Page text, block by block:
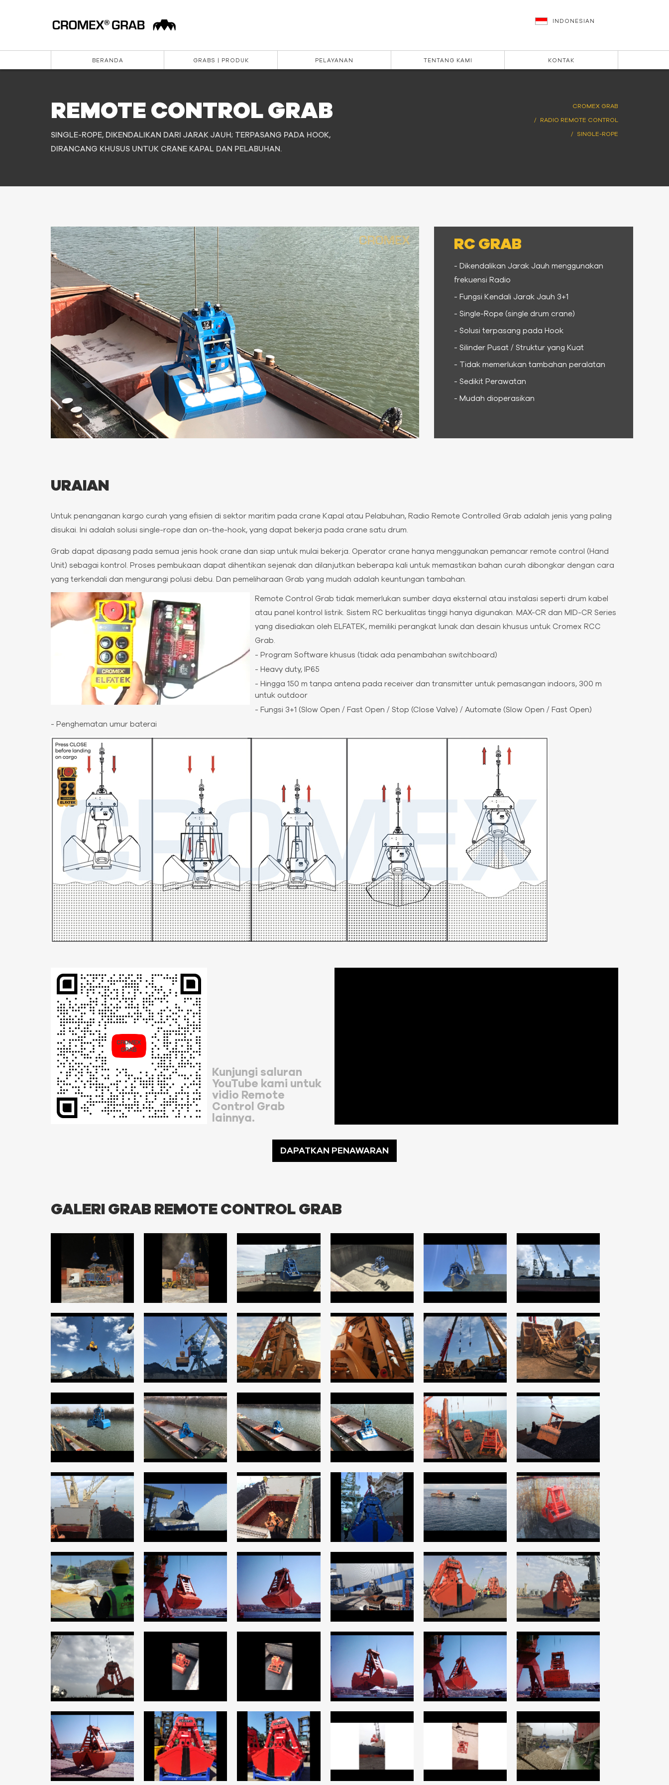
BERANDA GRABS | PRODUK PELAYANAN TENTANG KAMI KONTAK
INDONESIAN
REMOTE CONTROL GRAB
SINGLE-ROPE, DIKENDALIKAN DARI JARAK JAUH; TERPASANG PADA HOOK,
DIRANCANG KHUSUS UNTUK CRANE KAPAL DAN PELABUHAN.
CROMEX GRAB
RADIO REMOTE CONTROL
SINGLE-ROPE
RC GRAB
- Dikendalikan Jarak Jauh menggunakan
frekuensi Radio
- Fungsi Kendali Jarak Jauh 3+1
- Single-Rope (single drum crane)
- Solusi terpasang pada Hook
- Silinder Pusat / Struktur yang Kuat
- Tidak memerlukan tambahan peralatan
- Sedikit Perawatan
- Mudah dioperasikan
URAIAN
Untuk penanganan kargo curah yang efisien di sektor maritim pada crane Kapal atau Pelabuhan, Radio Remote Controlled Grab adalah jenis yang paling
disukai. Ini adalah solusi single-rope dan on-the-hook, yang dapat bekerja pada crane satu drum.
Grab dapat dipasang pada semua jenis hook crane dan siap untuk mulai bekerja. Operator crane hanya menggunakan pemancar remote control (Hand
Unit) sebagai kontrol. Proses pembukaan dapat dihentikan sejenak dan dilanjutkan beberapa kali untuk memastikan bahan curah dibongkar dengan cara
yang terkendali dan mengurangi polusi debu. Dan pemeliharaan Grab yang mudah adalah keuntungan tambahan.
Remote Control Grab tidak memerlukan sumber daya eksternal atau instalasi seperti drum kabel
atau panel kontrol listrik. Sistem RC berkualitas tinggi hanya digunakan. MAX-CR dan MID-CR Series
yang disediakan oleh ELFATEK, memiliki perangkat lunak dan desain khusus untuk Cromex RCC
Grab.
- Program Software khusus (tidak ada penambahan switchboard)
- Heavy duty, IP65
- Hingga 150 m tanpa antena pada receiver dan transmitter untuk pemasangan indoors, 300 m
untuk outdoor
- Fungsi 3+1 (Slow Open / Fast Open / Stop (Close Valve) / Automate (Slow Open / Fast Open)
- Penghematan umur baterai
Kunjungi saluran
YouTube kami untuk
vidio Remote
Control Grab
lainnya.
DAPATKAN PENAWARAN
GALERI GRAB REMOTE CONTROL GRAB